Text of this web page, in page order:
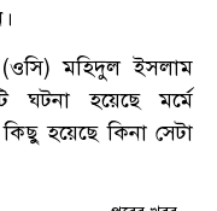
(ওসি) মহিদুল ইসলাম
হয়েছে মর্মে
হয়েছে কিনা সেটা